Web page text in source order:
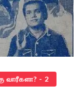
வாரீகளா? - 2